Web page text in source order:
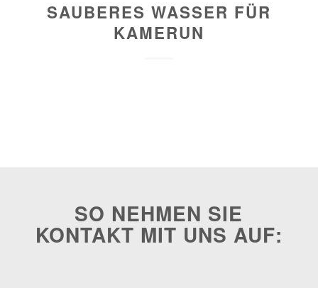
SAUBERES WASSER FÜR
KAMERUN
SO NEHMEN SIE
KONTAKT MIT UNS AUF: